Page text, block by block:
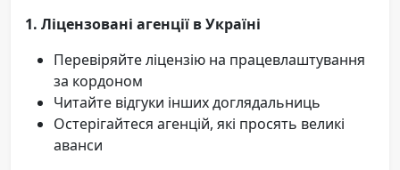
1. Ліцензовані агенції в Україні
Перевіряйте ліцензію на працевлаштування
за кордоном
Читайте відгуки інших доглядальниць
Остерігайтеся агенцій, які просять великі
аванси